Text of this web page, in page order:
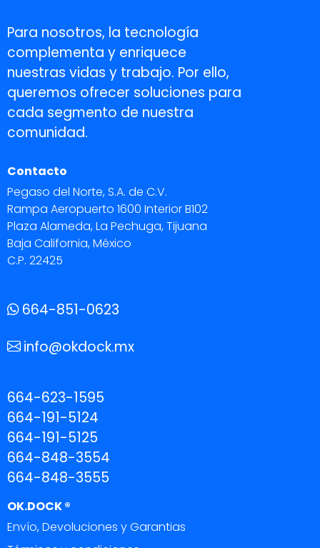
Para nosotros, la tecnología
complementa y enriquece
nuestras vidas y trabajo. Por ello,
queremos ofrecer soluciones para
cada segmento de nuestra
comunidad.
Contacto
Pegaso del Norte, S.A. de C.V.
Rampa Aeropuerto 1600 Interior B102
Plaza Alameda, La Pechuga, Tijuana
Baja California, México
C.P. 22425
664-851-0623
info@okdock.mx
664-623-1595
664-191-5124
664-191-5125
664-848-3554
664-848-3555
OK.DOCK ®
Envío, Devoluciones y Garantias